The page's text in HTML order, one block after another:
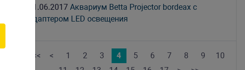
21.06.2017Аквариум Betta Projector bordeax с
адаптером LED освещения
<< < 1 2 3 4 5 6 7 8 9
10